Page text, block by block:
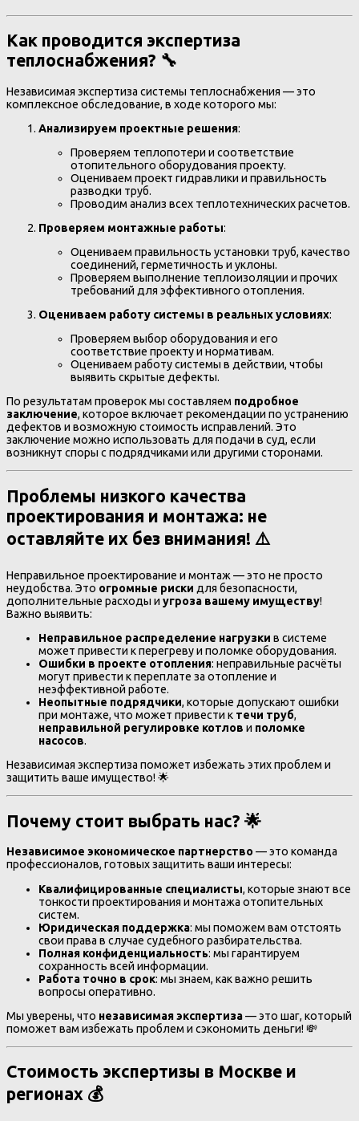
Как проводится экспертиза
теплоснабжения? 🔧
Независимая экспертиза системы теплоснабжения — это
комплексное обследование, в ходе которого мы:
Анализируем проектные решения:
Проверяем теплопотери и соответствие
отопительного оборудования проекту.
Оцениваем проект гидравлики и правильность
разводки труб.
Проводим анализ всех теплотехнических расчетов.
Проверяем монтажные работы:
Оцениваем правильность установки труб, качество
соединений, герметичность и уклоны.
Проверяем выполнение теплоизоляции и прочих
требований для эффективного отопления.
Оцениваем работу системы в реальных условиях:
Проверяем выбор оборудования и его
соответствие проекту и нормативам.
Оцениваем работу системы в действии, чтобы
выявить скрытые дефекты.
По результатам проверок мы составляем подробное
заключение, которое включает рекомендации по устранению
дефектов и возможную стоимость исправлений. Это
заключение можно использовать для подачи в суд, если
возникнут споры с подрядчиками или другими сторонами.
Проблемы низкого качества
проектирования и монтажа: не
оставляйте их без внимания! ⚠️
Неправильное проектирование и монтаж — это не просто
неудобства. Это огромные риски для безопасности,
дополнительные расходы и угроза вашему имуществу!
Важно выявить:
Неправильное распределение нагрузки в системе
может привести к перегреву и поломке оборудования.
Ошибки в проекте отопления: неправильные расчёты
могут привести к переплате за отопление и
неэффективной работе.
Неопытные подрядчики, которые допускают ошибки
при монтаже, что может привести к течи труб,
неправильной регулировке котлов и поломке
насосов.
Независимая экспертиза поможет избежать этих проблем и
защитить ваше имущество! 🌟
Почему стоит выбрать нас? 🌟
Независимое экономическое партнерство — это команда
профессионалов, готовых защитить ваши интересы:
Квалифицированные специалисты, которые знают все
тонкости проектирования и монтажа отопительных
систем.
Юридическая поддержка: мы поможем вам отстоять
свои права в случае судебного разбирательства.
Полная конфиденциальность: мы гарантируем
сохранность всей информации.
Работа точно в срок: мы знаем, как важно решить
вопросы оперативно.
Мы уверены, что независимая экспертиза— это шаг, который
поможет вам избежать проблем и сэкономить деньги! 💸
Стоимость экспертизы в Москве и
регионах 💰